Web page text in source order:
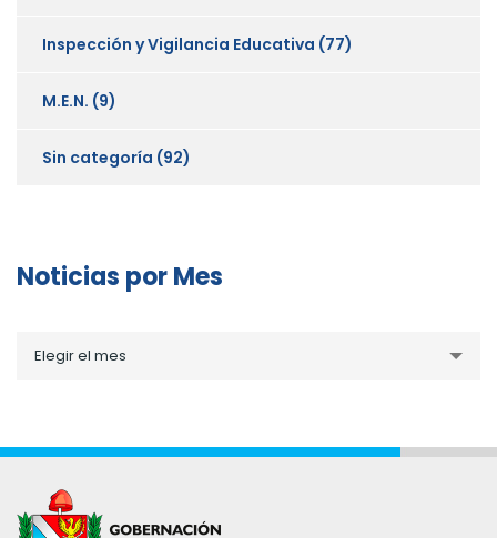
Inspección y Vigilancia Educativa (77)
M.E.N. (9)
Sin categoría (92)
Noticias por Mes
porElegir el mes